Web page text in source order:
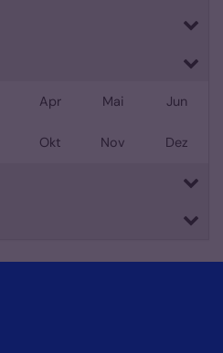
Apr Mai Jun
Okt Nov Dez